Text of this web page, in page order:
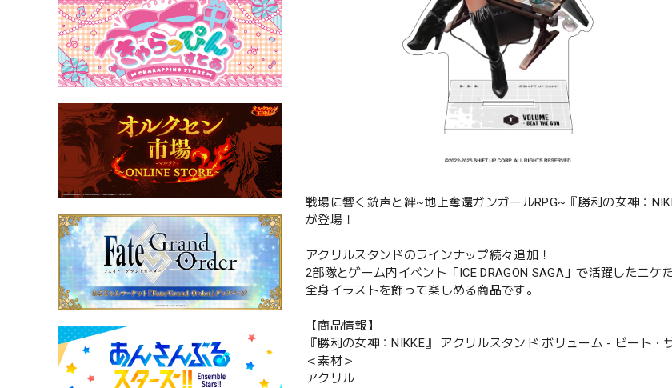
戦場に響く銃声と絆~地上奪還ガンガールRPG~『勝利の女神：
が登場！
アクリルスタンドのラインナップ続々追加！
2部隊とゲーム内イベント「ICE DRAGON SAGA」で活躍したニケ
全身イラストを飾って楽しめる商品です。
【商品情報】
『勝利の女神：NIKKE』 アクリルスタンド ボリューム - ビート・
＜素材＞
アクリル